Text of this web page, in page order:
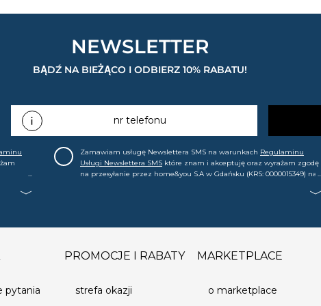
- Galeria Domar, ul. Braniborska 14
106 Asortyment w naszych salonach
NEWSLETTER
BĄDŹ NA BIEŻĄCO I ODBIERZ 10% RABATU!
tę
nr telefonu
Zamawiam usługę Newslettera SMS na warunkach Regulaminu
Usługi Newslettera SMS które znam i akceptuję oraz wyrażam zgodę
na przesyłanie przez home&you S.A w Gdańsku (KRS: 0000015349) na
promocjach, wyprzedażach). Wiem, że mogę tę zgodę w każdej chwili
pytania
PROMOCJE I RABATY
strefa okazji
MARKETPLACE
o marketplace